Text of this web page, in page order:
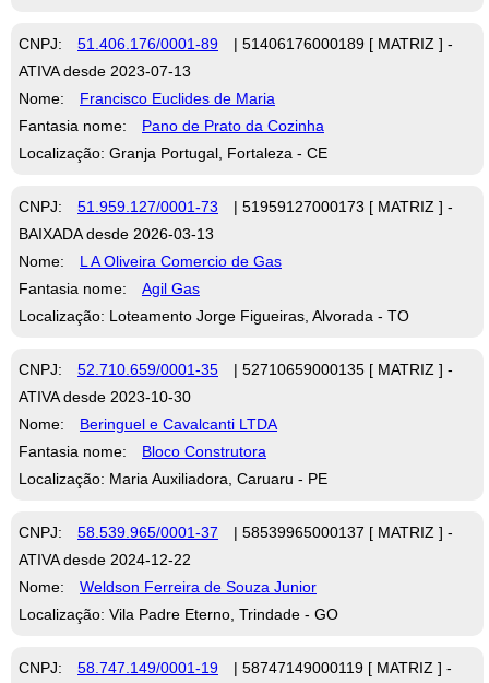
CNPJ: 51.406.176/0001-89
| 51406176000189 [ MATRIZ ] -
ATIVA desde 2023-07-13
Nome:
Francisco Euclides de Maria
Fantasia nome:
Pano de Prato da Cozinha
Localização: Granja Portugal, Fortaleza - CE
CNPJ: 51.959.127/0001-73
| 51959127000173 [ MATRIZ ] -
BAIXADA desde 2026-03-13
Nome:
L A Oliveira Comercio de Gas
Fantasia nome:
Agil Gas
Localização: Loteamento Jorge Figueiras, Alvorada - TO
CNPJ: 52.710.659/0001-35
| 52710659000135 [ MATRIZ ] -
ATIVA desde 2023-10-30
Nome:
Beringuel e Cavalcanti LTDA
Fantasia nome:
Bloco Construtora
Localização: Maria Auxiliadora, Caruaru - PE
CNPJ: 58.539.965/0001-37
| 58539965000137 [ MATRIZ ] -
ATIVA desde 2024-12-22
Nome:
Weldson Ferreira de Souza Junior
Localização: Vila Padre Eterno, Trindade - GO
CNPJ: 58.747.149/0001-19 | 58747149000119 [ MATRIZ ] -